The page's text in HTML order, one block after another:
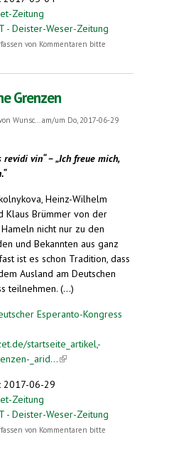
Zeitung
- Deister-Weser-Zeitung
ins Jubeljahr
von Kommentaren bitte
Grenzen
Wunsc...
am/um Do, 2017-06-29
revidi vin“ – „Ich freue mich,
Heinz-Wilhelm
Klaus Brümmer von der
nicht nur zu den
und Bekannten aus ganz
ist es schon Tradition, dass
Ausland am Deutschen
teilnehmen. (...)
Esperanto-Kongress
startseite_artikel,-
_arid...(link is external)
2017-06-29
Zeitung
- Deister-Weser-Zeitung
ohne Grenzen
von Kommentaren bitte